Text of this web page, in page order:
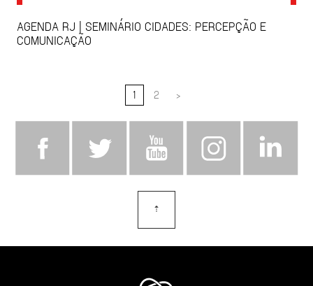
AGENDA RJ | SEMINÁRIO CIDADES: PERCEPÇÃO E
COMUNICAÇÃO
1 2 >
⇡